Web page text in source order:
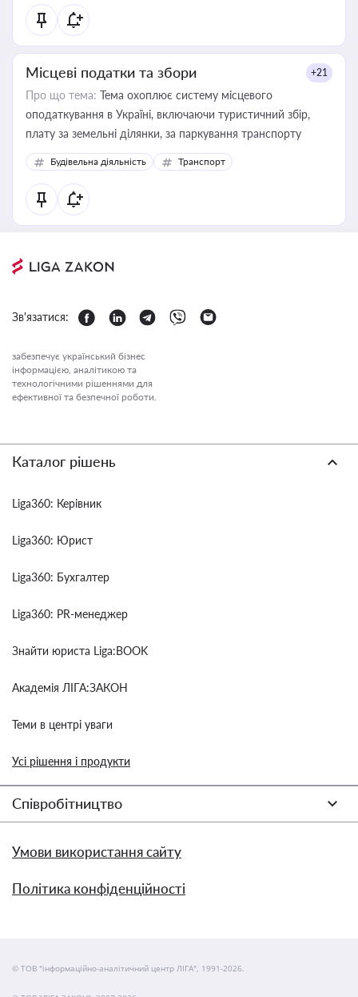
Місцеві податки та збори +21
Про що тема: Тема охоплює систему місцевого
оподаткування в Україні, включаючи туристичний збір,
плату за земельні ділянки, за паркування транспорту
Будівельна діяльність Транспорт
Зв'язатися:
забезпечує український бізнес
інформацією, аналітикою та
технологічними рішеннями для
ефективної та безпечної роботи.
Каталог рішень
Liga360: Керівник
Liga360: Юрист
Liga360: Бухгалтер
Liga360: PR-менеджер
Знайти юриста Liga:BOOK
Академія ЛІГА:ЗАКОН
Теми в центрі уваги
Усі рішення і продукти
Співробітництво
Умови використання сайту
Політика конфіденційності
© ТОВ "інформаційно-аналітичний центр ЛІГА", 1991-2026.